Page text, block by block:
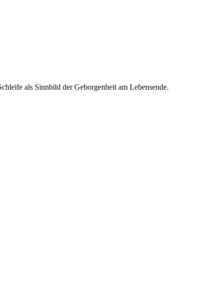
als Sinnbild der Geborgenheit am Lebensende.